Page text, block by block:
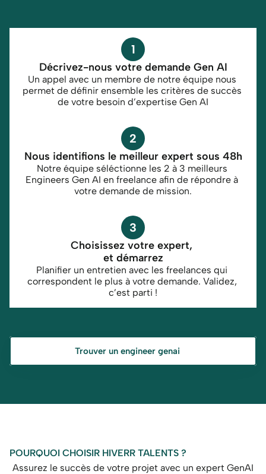
1
Décrivez-nous votre demande Gen AI
Un appel avec un membre de notre équipe nous
permet de définir ensemble les critères de succès
de votre besoin d’expertise Gen AI
2
Nous identifions le meilleur expert sous 48h
Notre équipe séléctionne les 2 à 3 meilleurs
Engineers Gen AI en freelance afin de répondre à
votre demande de mission.
3
Choisissez votre expert,
et démarrez
Planifier un entretien avec les freelances qui
correspondent le plus à votre demande. Validez,
c’est parti !
Trouver un engineer genai
POURQUOI CHOISIR HIVERR TALENTS ?
Assurez le succès de votre projet avec un expert GenAI